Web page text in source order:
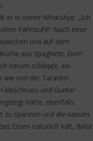
er in seiner WhatsApp. „Ich
Fahrstuhl!“ Nach einer
und auf dem
aus Spaghetti, Eiern
herum schleppt, ein
wie von der Tarantel
klitschnass und Gunter
hätte, ebenfalls.
zu spannen und die nassen
Essen natürlich kalt, dafür